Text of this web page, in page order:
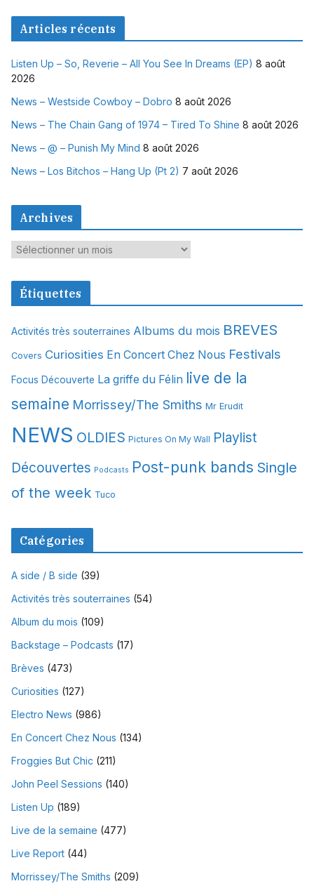
Articles récents
Listen Up – So, Reverie – All You See In Dreams (EP) 8 août
2026
News – Westside Cowboy – Dobro 8 août 2026
News – The Chain Gang of 1974 – Tired To Shine 8 août 2026
News – @ – Punish My Mind 8 août 2026
News – Los Bitchos – Hang Up (Pt 2) 7 août 2026
Archives
A
c
v
e
Étiquettes
Activités très souterraines Albums du mois BREVES
Covers Curiosities En Concert Chez Nous Festivals
Focus Découverte La griffe du Félin live de la
semaine Morrissey/The Smiths Mr Erudit
NEWS OLDIES Pictures On My Wall Playlist
Découvertes Podcasts Post-punk bands Single
of the week Tuco
Catégories
A side / B side (39)
Activités très souterraines (54)
Album du mois (109)
Backstage – Podcasts (17)
Brèves (473)
Curiosities (127)
Electro News (986)
En Concert Chez Nous (134)
Froggies But Chic (211)
John Peel Sessions (140)
Listen Up (189)
Live de la semaine (477)
Live Report (44)
Morrissey/The Smiths (209)